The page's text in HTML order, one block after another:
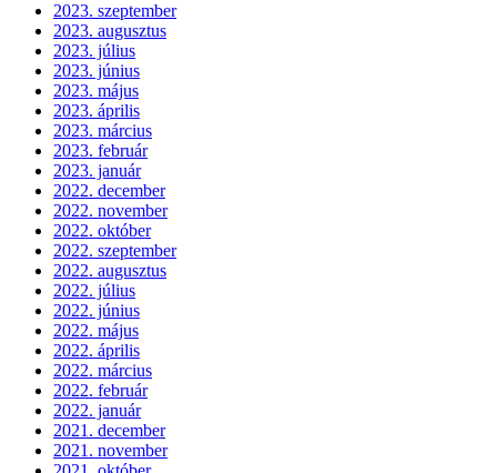
2023. szeptember
2023. augusztus
2023. július
2023. június
2023. május
2023. április
2023. március
2023. február
2023. január
2022. december
2022. november
2022. október
2022. szeptember
2022. augusztus
2022. július
2022. június
2022. május
2022. április
2022. március
2022. február
2022. január
2021. december
2021. november